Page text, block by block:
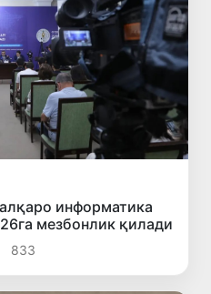
информатика
мезбонлик қилади
833